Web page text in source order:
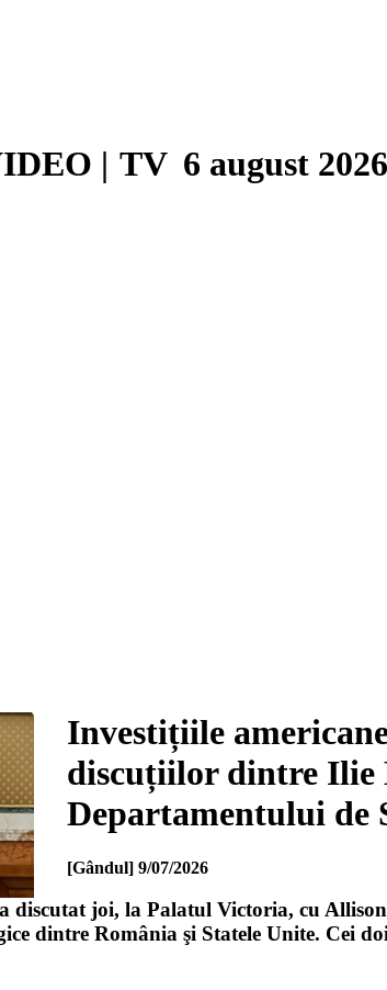
| TV 6 august 2026
Investițiile
discuțiilor dintre Ilie
Departamentului de
[Gândul] 9/07/2026
joi, la Palatul Victoria, cu
dintre România şi Statele Unite. Cei